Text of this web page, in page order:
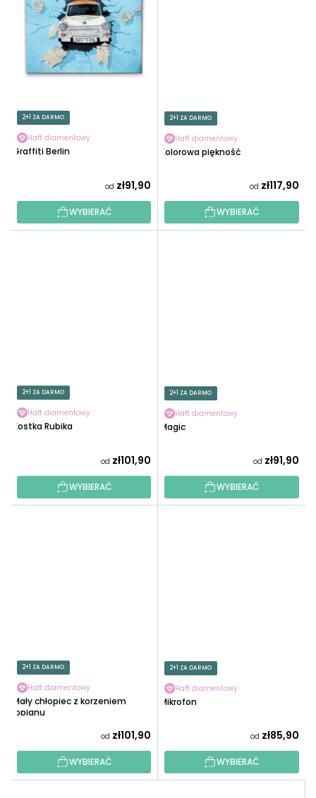
2+1 ZA DARMO
Haft diamentowy
Graffiti Berlin
od zł91,90
WYBIERAĆ
2+1 ZA DARMO
Haft diamentowy
Kolorowa piękność
od zł117,90
WYBIERAĆ
2+1 ZA DARMO
Haft diamentowy
Kostka Rubika
od zł101,90
WYBIERAĆ
2+1 ZA DARMO
Haft diamentowy
Magic
od zł91,90
WYBIERAĆ
2+1 ZA DARMO
Haft diamentowy
Mały chłopiec z korzeniem
łopianu
od zł101,90
WYBIERAĆ
2+1 ZA DARMO
Haft diamentowy
Mikrofon
od zł85,90
WYBIERAĆ